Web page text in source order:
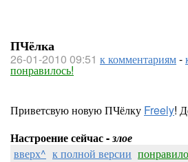
ПЧёлка
26-01-2010 09:51 к комментариям-
понравилось!
Приветсвую новую ПЧёлку Freely!
Настроение сейчас -злое
вверх^ к полной версии